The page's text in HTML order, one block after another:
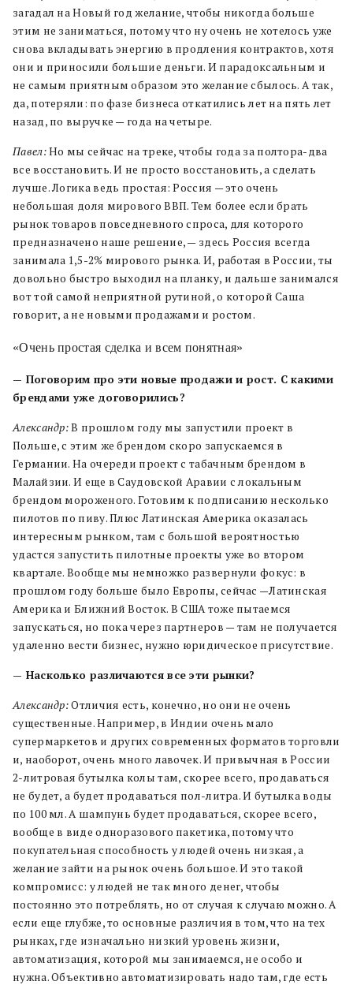
загадал на Новый год желание, чтобы никогда больше
этим не заниматься, потому что ну очень не хотелось уже
снова вкладывать энергию в продления контрактов, хотя
они и приносили большие деньги. И парадоксальным и
не самым приятным образом это желание сбылось. А так,
да, потеряли: по фазе бизнеса откатились лет на пять лет
назад, по выручке — года на четыре.
Павел:Но мы сейчас на треке, чтобы года за полтора-два
все восстановить. И не просто восстановить, а сделать
лучше. Логика ведь простая: Россия — это очень
небольшая доля мирового ВВП. Тем более если брать
рынок товаров повседневного спроса, для которого
предназначено наше решение, — здесь Россия всегда
занимала 1,5-2% мирового рынка. И, работая в России, ты
довольно быстро выходил на планку, и дальше занимался
вот той самой неприятной рутиной, о которой Саша
говорит, а не новыми продажами и ростом.
«Очень простая сделка и всем понятная»
— Поговорим про эти новые продажи и рост. С какими
брендами уже договорились?
Александр:В прошлом году мы запустили проект в
Польше, с этим же брендом скоро запускаемся в
Германии. На очереди проект с табачным брендом в
Малайзии. И еще в Саудовской Аравии с локальным
брендом мороженого. Готовим к подписанию несколько
пилотов по пиву. Плюс Латинская Америка оказалась
интересным рынком, там с большой вероятностью
удастся запустить пилотные проекты уже во втором
квартале. Вообще мы немножко развернули фокус: в
прошлом году больше было Европы, сейчас —Латинская
Америка и Ближний Восток. В США тоже пытаемся
запускаться, но пока через партнеров — там не получается
удаленно вести бизнес, нужно юридическое присутствие.
— Насколько различаются все эти рынки?
Александр:Отличия есть, конечно, но они не очень
существенные. Например, в Индии очень мало
супермаркетов и других современных форматов торговли
и, наоборот, очень много лавочек. И привычная в России
2-литровая бутылка колы там, скорее всего, продаваться
не будет, а будет продаваться пол-литра. И бутылка воды
по 100 мл. А шампунь будет продаваться, скорее всего,
вообще в виде одноразового пакетика, потому что
покупательная способность у людей очень низкая, а
желание зайти на рынок очень большое. И это такой
компромисс: у людей не так много денег, чтобы
постоянно это потреблять, но от случая к случаю можно. А
если еще глубже, то основные различия в том, что на тех
рынках, где изначально низкий уровень жизни,
автоматизация, которой мы занимаемся, не особо и
нужна. Объективно автоматизировать надо там, где есть